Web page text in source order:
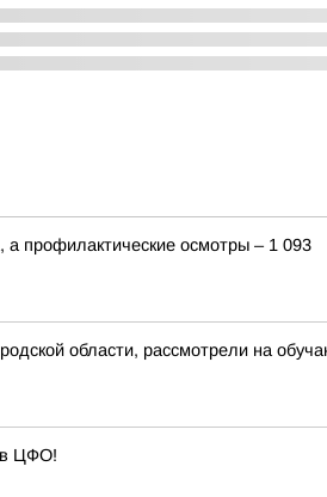
профилактические осмотры – 1 093
области, рассмотрели на
в ЦФО!